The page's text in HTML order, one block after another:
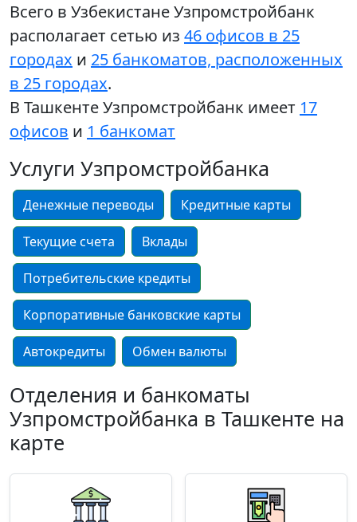
Всего в Узбекистане Узпромстройбанк
располагает сетью из 46 офисов в 25
городах и 25 банкоматов, расположенных
в 25 городах.
В Ташкенте Узпромстройбанк имеет 17
офисов и 1 банкомат
Услуги Узпромстройбанка
Денежные переводы Кредитные карты
Текущие счета Вклады
Потребительские кредиты
Корпоративные банковские карты
Автокредиты Обмен валюты
Отделения и банкоматы
Узпромстройбанка в Ташкенте на
карте